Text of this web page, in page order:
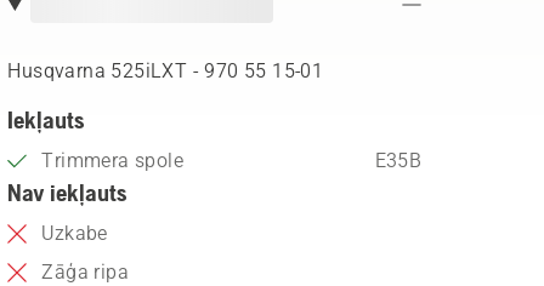
Husqvarna 525iLXT - 970 55 15‑01
Iekļauts
Trimmera spole E35B
Nav iekļauts
Uzkabe
Zāģa ripa